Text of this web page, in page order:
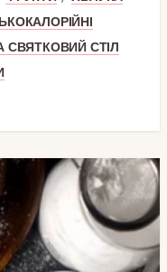
СВЯТКОВИЙ СТІЛ